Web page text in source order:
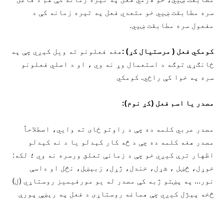
سره مطابقت ښيي خو متعدي فعل په تېره زمانه کې د
مفعول سره مطابقت ښيي.
کومکي فعل ( مرستیال کړ) : هغه فعلونو ته ویل کېږي چې په
ځانګړې توګه د استعمال وړ نه وي ، او د اصلي فعلونو
سره په خوا کې راځي. کومکي
مصدر یا اسم فعل (کړ نوم):
مصدر عربي کلمه ده چې د راوتو ځای ته وايي، اصطلاحاً
مصدر هغه کلمه ده چې د څه کار کېدلو یا د نه کېدلو
اظهار ترې کيږي خو چې د زمانې تعلق ورسره نه وي ؛ لکه:
خوړل، څښل ، شړل، خندل، ژړل، زبېښل، نڅل او داسې
نور… په پښتو ژبه کې مصدر له یو مورفیمیز روستاړي (ل)
څخه پېژل کیږي چې هماغه روستاړی د فعل په رېښې پورې